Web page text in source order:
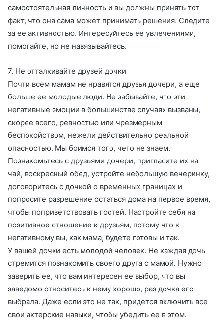
самостоятельная личность и вы должны принять тот
факт, что она сама может принимать решения. Следите
за ее активностью. Интересуйтесь ее увлечениями,
помогайте, но не навязывайтесь.
7. Не отталкивайте друзей дочки
Почти всем мамам не нравятся друзья дочери, а еще
больше ее молодые люди. Не забывайте, что эти
негативные эмоции в большинстве случаях вызваны,
скорее всего, ревностью или чрезмерным
беспокойством, нежели действительно реальной
опасностью. Мы боимся того, чего не знаем.
Познакомьтесь с друзьями дочери, пригласите их на
чай, воскресный обед, устройте небольшую вечеринку,
договоритесь с дочкой о временных границах и
попросите разрешение остаться дома на первое время,
чтобы поприветствовать гостей. Настройте себя на
позитивное отношение к друзьям, потому что к
негативному вы, как мама, будете готовы и так.
У вашей дочки есть молодой человек. Не каждая дочь
стремится познакомить своего друга с мамой. Нужно
заверить ее, что вам интересен ее выбор, что вы
заведомо относитесь к нему хорошо, раз дочка его
выбрала. Даже если это не так, придется включить все
свои актерские навыки, чтобы убедить ее в этом.